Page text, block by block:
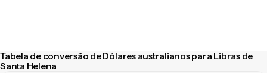
Tabela de conversão de Dólares australianos para Libras de
Santa Helena